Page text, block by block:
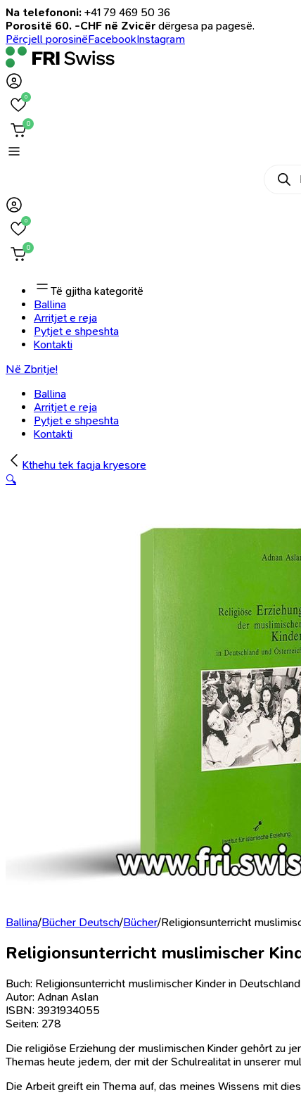
Na telefononi: +41 79 469 50 36
Porositë 60. -CHF në Zvicër dërgesa pa pagesë.
Përcjell porosinëFacebookInstagram
0
0
Products
search
0
0
Të gjitha kategoritë
Ballina
Arritjet e reja
Pytjet e shpeshta
Kontakti
Në Zbritje!
Ballina
Arritjet e reja
Pytjet e shpeshta
Kontakti
Kthehu tek faqja kryesore
🔍
Ballina/Bücher Deutsch/Bücher/Religionsunterricht
Religionsunterricht muslimischer
Buch: Religionsunterricht muslimischer Kinder in
Autor: Adnan Aslan
ISBN: 3931934055
Seiten: 278
Die religiöse Erziehung der muslimischen Kinder gehört zu
Themas heute jedem, der mit der Schulrealitat in unserer
Die Arbeit greift ein Thema auf, das meines Wissens mit